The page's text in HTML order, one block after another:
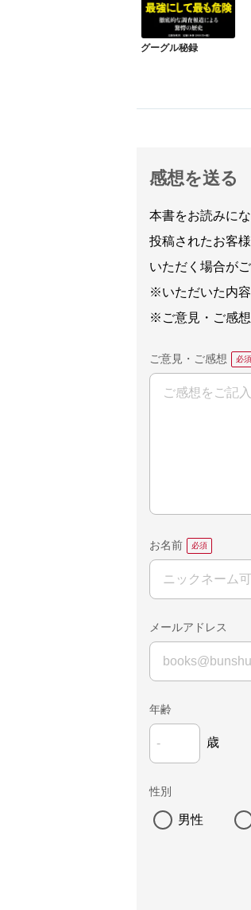
グーグル秘録
感想を送る
本書をお読みに
投稿されたお客
いただく場合がご
※いただいた内容
※ご意見・ご感想
ご意見・ご感想
お名前
メールアドレス
年齢
歳
性別
男性